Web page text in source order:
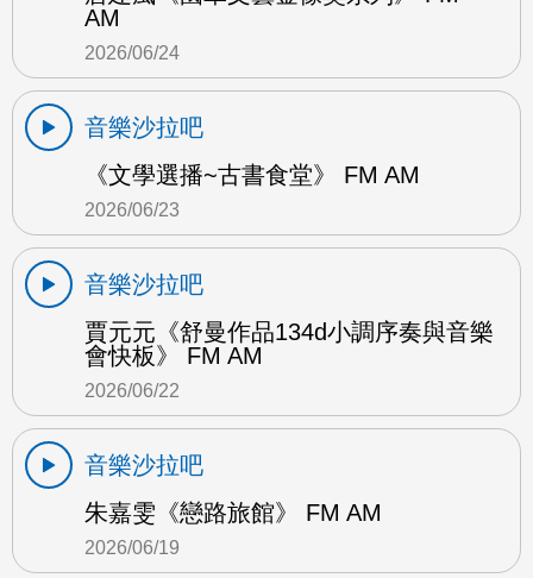
AM
2026/06/24
音樂沙拉吧
《文學選播~古書食堂》 FM AM
2026/06/23
音樂沙拉吧
賈元元《舒曼作品134d小調序奏與音樂
會快板》 FM AM
2026/06/22
音樂沙拉吧
朱嘉雯《戀路旅館》 FM AM
2026/06/19